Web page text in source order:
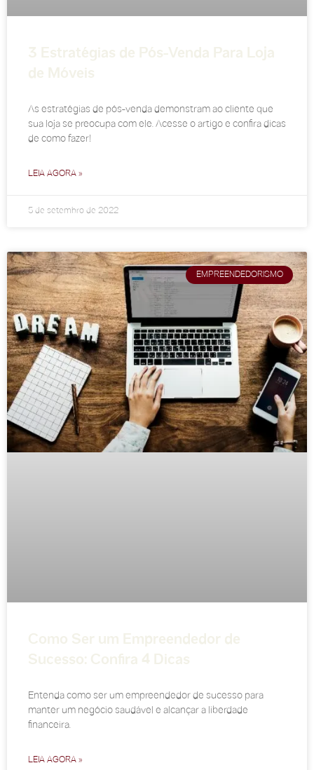
3 Estratégias de Pós-Venda Para Loja
de Móveis
As estratégias de pós-venda demonstram ao cliente que
sua loja se preocupa com ele. Acesse o artigo e confira dicas
de como fazer!
LEIA AGORA »
5 de setembro de 2022
EMPREENDEDORISMO
Como Ser um Empreendedor de
Sucesso: Confira 4 Dicas
Entenda como ser um empreendedor de sucesso para
manter um negócio saudável e alcançar a liberdade
financeira.
LEIA AGORA »